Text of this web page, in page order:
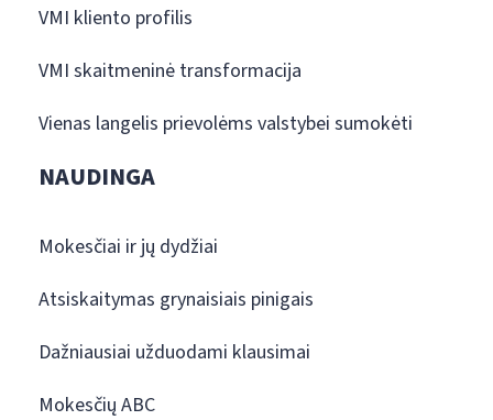
VMI kliento profilis
VMI skaitmeninė transformacija
Vienas langelis prievolėms valstybei sumokėti
NAUDINGA
Mokesčiai ir jų dydžiai
Atsiskaitymas grynaisiais pinigais
Dažniausiai užduodami klausimai
Mokesčių ABC